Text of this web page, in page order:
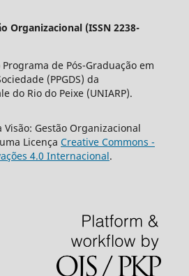
Organizacional (ISSN 2238-
de Pós-Graduação em
(PPGDS) da
do Rio do Peixe (UNIARP).
Visão: Gestão Organizacional
Licença Creative Commons -
4.0 Internacional.